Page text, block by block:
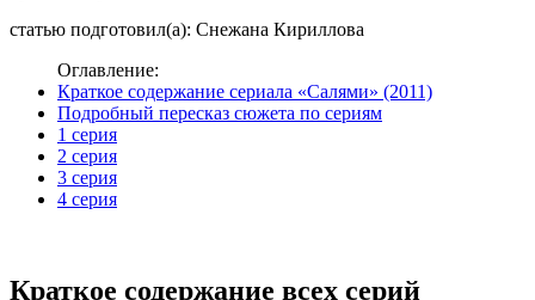
статью подготовил(а): Снежана Кириллова
Оглавление:
Краткое содержание сериала «Салями» (2011)
Подробный пересказ сюжета по сериям
1 серия
2 серия
3 серия
4 серия
Краткое содержание всех серий